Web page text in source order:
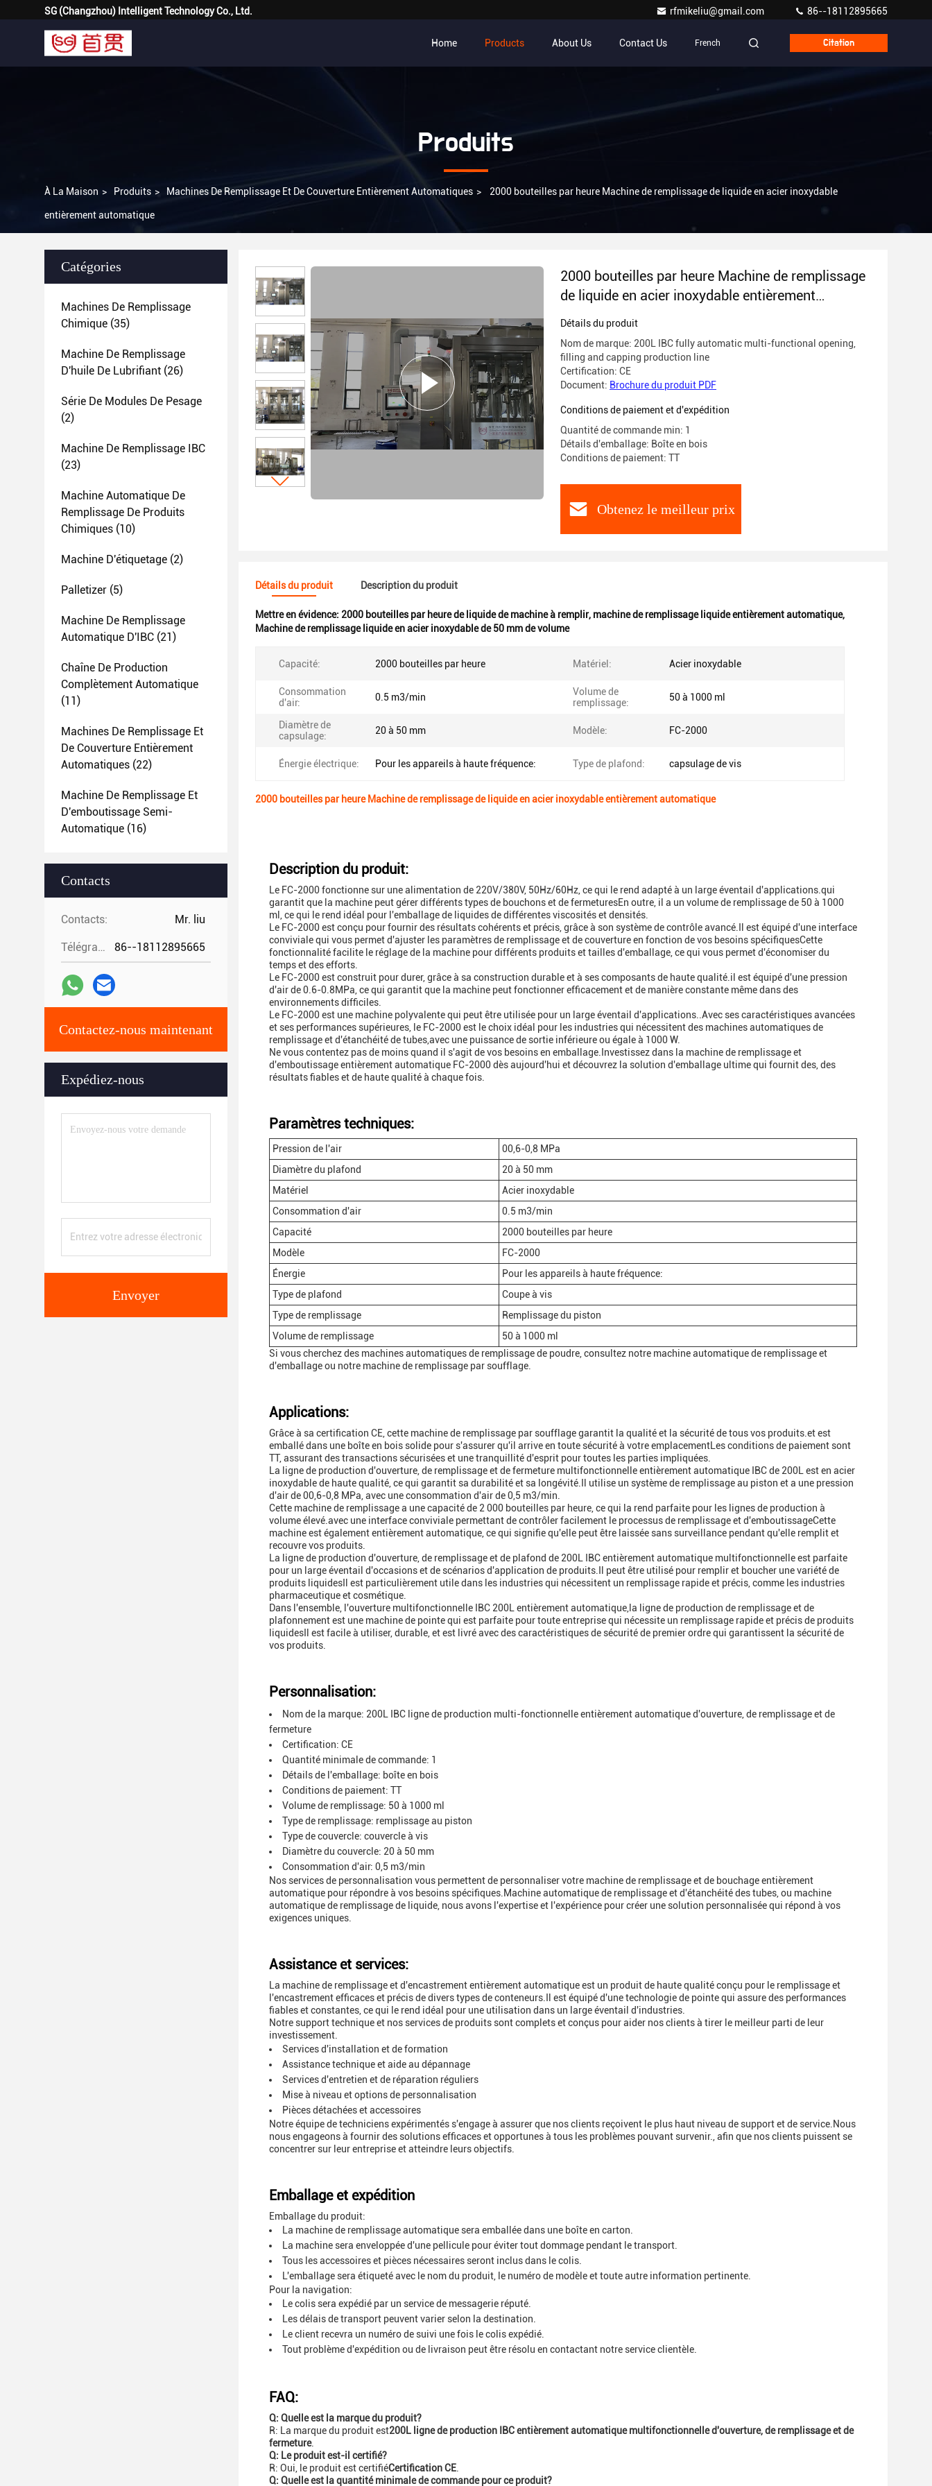
SG (Changzhou) Intelligent Technology Co., Ltd. rfmikeliu@gmail.com 86--18112895665
Home Products About Us Contact Us French Citation
Produits
À La Maison > Produits > Machines De Remplissage Et De Couverture Entièrement Automatiques > 2000 bouteilles par heure Machine de remplissage de liquide en acier inoxydable
entièrement automatique
Catégories
Machines De Remplissage
Chimique (35)
Machine De Remplissage
D'huile De Lubrifiant (26)
Série De Modules De Pesage
(2)
Machine De Remplissage IBC
(23)
Machine Automatique De
Remplissage De Produits
Chimiques (10)
Machine D'étiquetage (2)
Palletizer (5)
Machine De Remplissage
Automatique D'IBC (21)
Chaîne De Production
Complètement Automatique
(11)
Machines De Remplissage Et
De Couverture Entièrement
Automatiques (22)
Machine De Remplissage Et
D'emboutissage Semi-
Automatique (16)
Contacts
Contacts: Mr. liu
Télégramme: 86--18112895665
Contactez-nous maintenant
Expédiez-nous
Envoyer
2000 bouteilles par heure Machine de remplissage
de liquide en acier inoxydable entièrement
automatique
Détails du produit
Nom de marque: 200L IBC fully automatic multi-functional opening,
filling and capping production line
Certification: CE
Document: Brochure du produit PDF
Conditions de paiement et d'expédition
Quantité de commande min: 1
Détails d'emballage: Boîte en bois
Conditions de paiement: TT
Obtenez le meilleur prix
Détails du produit Description du produit
Mettre en évidence: 2000 bouteilles par heure de liquide de machine à remplir, machine de remplissage liquide entièrement automatique,
Machine de remplissage liquide en acier inoxydable de 50 mm de volume
Capacité: 2000 bouteilles par heure Matériel: Acier inoxydable
Consommation
d'air:
0.5 m3/min
Volume de
remplissage:
50 à 1000 ml
Diamètre de
capsulage:
20 à 50 mm Modèle: FC-2000
Énergie électrique: Pour les appareils à haute fréquence: Type de plafond: capsulage de vis
2000 bouteilles par heure Machine de remplissage de liquide en acier inoxydable entièrement automatique
Description du produit:
Le FC-2000 fonctionne sur une alimentation de 220V/380V, 50Hz/60Hz, ce qui le rend adapté à un large éventail d'applications.qui
garantit que la machine peut gérer différents types de bouchons et de fermeturesEn outre, il a un volume de remplissage de 50 à 1000
ml, ce qui le rend idéal pour l'emballage de liquides de différentes viscosités et densités.
Le FC-2000 est conçu pour fournir des résultats cohérents et précis, grâce à son système de contrôle avancé.Il est équipé d'une interface
conviviale qui vous permet d'ajuster les paramètres de remplissage et de couverture en fonction de vos besoins spécifiquesCette
fonctionnalité facilite le réglage de la machine pour différents produits et tailles d'emballage, ce qui vous permet d'économiser du
temps et des efforts.
Le FC-2000 est construit pour durer, grâce à sa construction durable et à ses composants de haute qualité.il est équipé d'une pression
d'air de 0.6-0.8MPa, ce qui garantit que la machine peut fonctionner efficacement et de manière constante même dans des
environnements difficiles.
Le FC-2000 est une machine polyvalente qui peut être utilisée pour un large éventail d'applications..Avec ses caractéristiques avancées
et ses performances supérieures, le FC-2000 est le choix idéal pour les industries qui nécessitent des machines automatiques de
remplissage et d'étanchéité de tubes,avec une puissance de sortie inférieure ou égale à 1000 W.
Ne vous contentez pas de moins quand il s'agit de vos besoins en emballage.Investissez dans la machine de remplissage et
d'emboutissage entièrement automatique FC-2000 dès aujourd'hui et découvrez la solution d'emballage ultime qui fournit des, des
résultats fiables et de haute qualité à chaque fois.
Paramètres techniques:
Pression de l'air
00,6-0,8 MPa
Diamètre du plafond
20 à 50 mm
Matériel
Acier inoxydable
Consommation d'air
0.5 m3/min
Capacité
2000 bouteilles par heure
Modèle
FC-2000
Énergie
Pour les appareils à haute fréquence:
Type de plafond
Coupe à vis
Type de remplissage
Remplissage du piston
Volume de remplissage
50 à 1000 ml
Si vous cherchez des machines automatiques de remplissage de poudre, consultez notre machine automatique de remplissage et
d'emballage ou notre machine de remplissage par soufflage.
Applications:
Grâce à sa certification CE, cette machine de remplissage par soufflage garantit la qualité et la sécurité de tous vos produits.et est
emballé dans une boîte en bois solide pour s'assurer qu'il arrive en toute sécurité à votre emplacementLes conditions de paiement sont
TT, assurant des transactions sécurisées et une tranquillité d'esprit pour toutes les parties impliquées.
La ligne de production d'ouverture, de remplissage et de fermeture multifonctionnelle entièrement automatique IBC de 200L est en acier
inoxydable de haute qualité, ce qui garantit sa durabilité et sa longévité.Il utilise un système de remplissage au piston et a une pression
d'air de 00,6-0,8 MPa, avec une consommation d'air de 0,5 m3/min.
Cette machine de remplissage a une capacité de 2 000 bouteilles par heure, ce qui la rend parfaite pour les lignes de production à
volume élevé.avec une interface conviviale permettant de contrôler facilement le processus de remplissage et d'emboutissageCette
machine est également entièrement automatique, ce qui signifie qu'elle peut être laissée sans surveillance pendant qu'elle remplit et
recouvre vos produits.
La ligne de production d'ouverture, de remplissage et de plafond de 200L IBC entièrement automatique multifonctionnelle est parfaite
pour un large éventail d'occasions et de scénarios d'application de produits.Il peut être utilisé pour remplir et boucher une variété de
produits liquidesIl est particulièrement utile dans les industries qui nécessitent un remplissage rapide et précis, comme les industries
pharmaceutique et cosmétique.
Dans l'ensemble, l'ouverture multifonctionnelle IBC 200L entièrement automatique,la ligne de production de remplissage et de
plafonnement est une machine de pointe qui est parfaite pour toute entreprise qui nécessite un remplissage rapide et précis de produits
liquidesIl est facile à utiliser, durable, et est livré avec des caractéristiques de sécurité de premier ordre qui garantissent la sécurité de
vos produits.
Personnalisation:
Nom de la marque: 200L IBC ligne de production multi-fonctionnelle entièrement automatique d'ouverture, de remplissage et de
fermeture
Certification: CE
Quantité minimale de commande: 1
Détails de l'emballage: boîte en bois
Conditions de paiement: TT
Volume de remplissage: 50 à 1000 ml
Type de remplissage: remplissage au piston
Type de couvercle: couvercle à vis
Diamètre du couvercle: 20 à 50 mm
Consommation d'air: 0,5 m3/min
Nos services de personnalisation vous permettent de personnaliser votre machine de remplissage et de bouchage entièrement
automatique pour répondre à vos besoins spécifiques.Machine automatique de remplissage et d'étanchéité des tubes, ou machine
automatique de remplissage de liquide, nous avons l'expertise et l'expérience pour créer une solution personnalisée qui répond à vos
exigences uniques.
Assistance et services:
La machine de remplissage et d'encastrement entièrement automatique est un produit de haute qualité conçu pour le remplissage et
l'encastrement efficaces et précis de divers types de conteneurs.Il est équipé d'une technologie de pointe qui assure des performances
fiables et constantes, ce qui le rend idéal pour une utilisation dans un large éventail d'industries.
Notre support technique et nos services de produits sont complets et conçus pour aider nos clients à tirer le meilleur parti de leur
investissement.
Services d'installation et de formation
Assistance technique et aide au dépannage
Services d'entretien et de réparation réguliers
Mise à niveau et options de personnalisation
Pièces détachées et accessoires
Notre équipe de techniciens expérimentés s'engage à assurer que nos clients reçoivent le plus haut niveau de support et de service.Nous
nous engageons à fournir des solutions efficaces et opportunes à tous les problèmes pouvant survenir., afin que nos clients puissent se
concentrer sur leur entreprise et atteindre leurs objectifs.
Emballage et expédition
Emballage du produit:
La machine de remplissage automatique sera emballée dans une boîte en carton.
La machine sera enveloppée d'une pellicule pour éviter tout dommage pendant le transport.
Tous les accessoires et pièces nécessaires seront inclus dans le colis.
L'emballage sera étiqueté avec le nom du produit, le numéro de modèle et toute autre information pertinente.
Pour la navigation:
Le colis sera expédié par un service de messagerie réputé.
Les délais de transport peuvent varier selon la destination.
Le client recevra un numéro de suivi une fois le colis expédié.
Tout problème d'expédition ou de livraison peut être résolu en contactant notre service clientèle.
FAQ:
Q: Quelle est la marque du produit?
R: La marque du produit est200L ligne de production IBC entièrement automatique multifonctionnelle d'ouverture, de remplissage et de
fermeture.
Q: Le produit est-il certifié?
R: Oui, le produit est certifiéCertification CE
Q: Quelle est la quantité minimale de commande pour ce produit?